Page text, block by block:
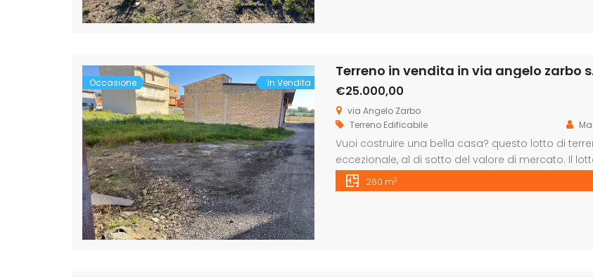
Occasione In Vendita
Terreno in vendita in via angelo zarbo
€25.000,00
via Angelo Zarbo
Terreno Edificabile
Vuoi costruire una bella casa? questo lotto di
eccezionale, al di sotto del valore di mercato. Il
quindi rimangono 200 mq netti dove potrai
piano […]
260 m2